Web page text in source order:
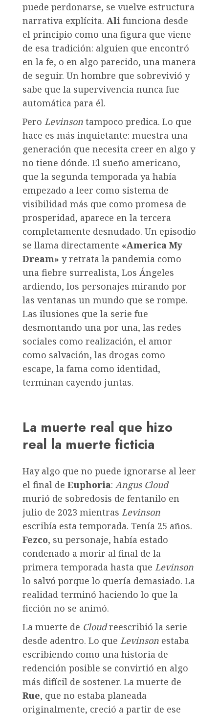
puede perdonarse, se vuelve estructura
narrativa explícita. Ali funciona desde
el principio como una figura que viene
de esa tradición: alguien que encontró
en la fe, o en algo parecido, una manera
de seguir. Un hombre que sobrevivió y
sabe que la supervivencia nunca fue
automática para él.
Pero Levinson tampoco predica. Lo que
hace es más inquietante: muestra una
generación que necesita creer en algo y
no tiene dónde. El sueño americano,
que la segunda temporada ya había
empezado a leer como sistema de
visibilidad más que como promesa de
prosperidad, aparece en la tercera
completamente desnudado. Un episodio
se llama directamente «America My
Dream» y retrata la pandemia como
una fiebre surrealista, Los Ángeles
ardiendo, los personajes mirando por
las ventanas un mundo que se rompe.
Las ilusiones que la serie fue
desmontando una por una, las redes
sociales como realización, el amor
como salvación, las drogas como
escape, la fama como identidad,
terminan cayendo juntas.
La muerte real que hizo
real la muerte ficticia
Hay algo que no puede ignorarse al leer
el final de Euphoria: Angus Cloud
murió de sobredosis de fentanilo en
julio de 2023 mientras Levinson
escribía esta temporada. Tenía 25 años.
Fezco, su personaje, había estado
condenado a morir al final de la
primera temporada hasta que Levinson
lo salvó porque lo quería demasiado. La
realidad terminó haciendo lo que la
ficción no se animó.
La muerte de Cloudreescribió la serie
desde adentro. Lo que Levinson estaba
escribiendo como una historia de
redención posible se convirtió en algo
más difícil de sostener. La muerte de
Rue, que no estaba planeada
originalmente, creció a partir de ese